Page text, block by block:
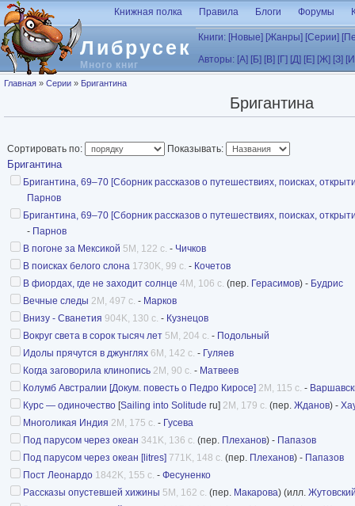
Перейти к основному содержанию
Либрусек
Много книг
Книжная полка Правила Блоги Форумы
Книги: [Новые] [Жанры] [Серии]
Авторы: [А] [Б] [В] [Г] [Д] [Е] [Ж] [З]
Вы здесь
Главная » Серии » Бригантина
Бригантина
Сортировать по: Показывать:
Бригантина
Бригантина, 69–70 [Сборник рассказов о путешествиях, поисках,
Парнов
Бригантина, 69–70 [Сборник рассказов о путешествиях, поисках,
- Парнов
В погоне за Мексикой 5M, 122 с. - Чичков
В поисках белого слона 1730K, 99 с. - Кочетов
В фиордах, где не заходит солнце 4M, 106 с. (пер. Герасимов) - Будрис
Вечные следы 2M, 497 с. - Марков
Внизу - Сванетия 904K, 130 с. - Кузнецов
Вокруг света в сорок тысяч лет 5M, 204 с. - Подольный
Идолы прячутся в джунглях 6M, 142 с. - Гуляев
Когда заговорила клинопись 2M, 90 с. - Матвеев
Колумб Австралии [Докум. повесть о Педро Киросе] 2M, 115 с. -
Курс — одиночество [Sailing into Solitude ru] 2M, 179 с. (пер. Жданов) -
Многоликая Индия 2M, 175 с. - Гусева
Под парусом через океан 341K, 136 с. (пер. Плеханов) - Папазов
Под парусом через океан [litres] 771K, 148 с. (пер. Плеханов) - Папазов
Пост Леонардо 1842K, 155 с. - Фесуненко
Рассказы опустевшей хижины 5M, 162 с. (пер. Макарова) (илл.